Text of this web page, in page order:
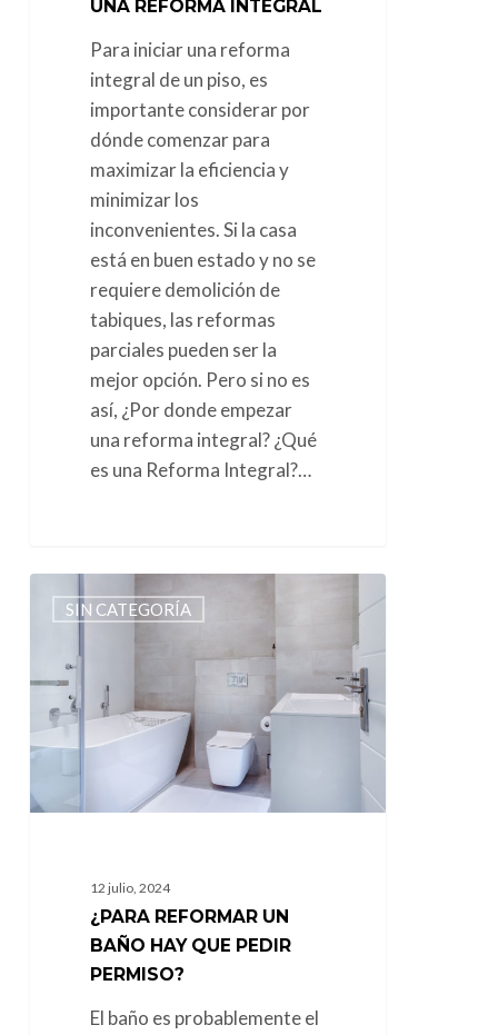
UNA REFORMA INTEGRAL
Para iniciar una reforma
integral de un piso, es
importante considerar por
dónde comenzar para
maximizar la eficiencia y
minimizar los
inconvenientes. Si la casa
está en buen estado y no se
requiere demolición de
tabiques, las reformas
parciales pueden ser la
mejor opción. Pero si no es
así, ¿Por donde empezar
una reforma integral? ¿Qué
es una Reforma Integral?…
reformar
baño
hay
que
permiso?
SIN CATEGORÍA
12 julio, 2024
¿PARA REFORMAR UN
BAÑO HAY QUE PEDIR
PERMISO?
El baño es probablemente el